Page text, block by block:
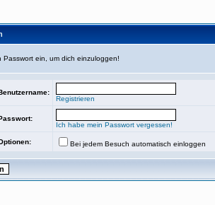
ein, um dich einzuloggen!
Registrieren
Ich habe mein Passwort vergessen!
Bei jedem Besuch automatisch einloggen